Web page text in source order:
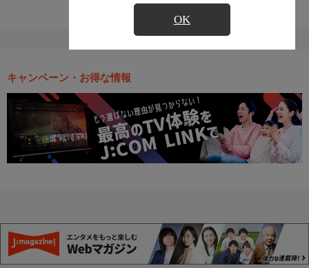
OK
キャンペーン・お得な情報